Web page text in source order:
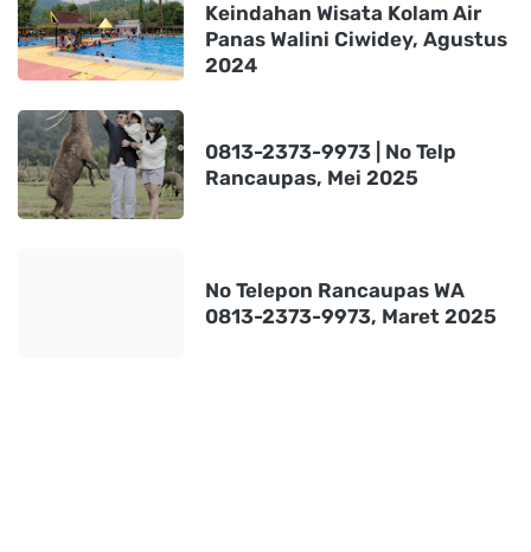
Keindahan Wisata Kolam Air
Panas Walini Ciwidey, Agustus
2024
0813-2373-9973 | No Telp
Rancaupas, Mei 2025
No Telepon Rancaupas WA
0813-2373-9973, Maret 2025